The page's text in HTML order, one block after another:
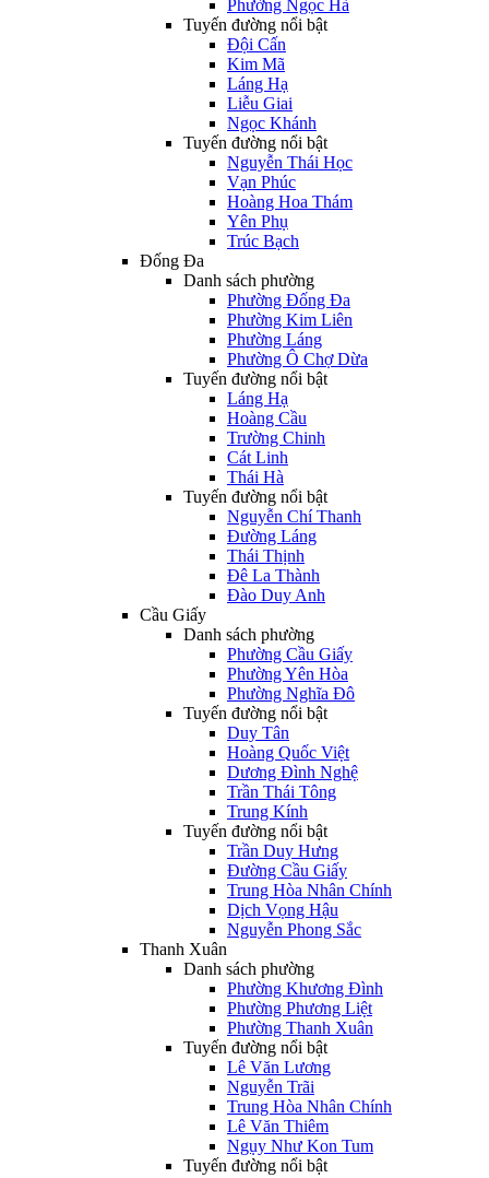
Phường Ngọc Hà
Tuyến đường nổi bật
Đội Cấn
Kim Mã
Láng Hạ
Liễu Giai
Ngọc Khánh
Tuyến đường nổi bật
Nguyễn Thái Học
Vạn Phúc
Hoàng Hoa Thám
Yên Phụ
Trúc Bạch
Đống Đa
Danh sách phường
Phường Đống Đa
Phường Kim Liên
Phường Láng
Phường Ô Chợ Dừa
Tuyến đường nổi bật
Láng Hạ
Hoàng Cầu
Trường Chinh
Cát Linh
Thái Hà
Tuyến đường nổi bật
Nguyễn Chí Thanh
Đường Láng
Thái Thịnh
Đê La Thành
Đào Duy Anh
Cầu Giấy
Danh sách phường
Phường Cầu Giấy
Phường Yên Hòa
Phường Nghĩa Đô
Tuyến đường nổi bật
Duy Tân
Hoàng Quốc Việt
Dương Đình Nghệ
Trần Thái Tông
Trung Kính
Tuyến đường nổi bật
Trần Duy Hưng
Đường Cầu Giấy
Trung Hòa Nhân Chính
Dịch Vọng Hậu
Nguyễn Phong Sắc
Thanh Xuân
Danh sách phường
Phường Khương Đình
Phường Phương Liệt
Phường Thanh Xuân
Tuyến đường nổi bật
Lê Văn Lương
Nguyễn Trãi
Trung Hòa Nhân Chính
Lê Văn Thiêm
Ngụy Như Kon Tum
Tuyến đường nổi bật